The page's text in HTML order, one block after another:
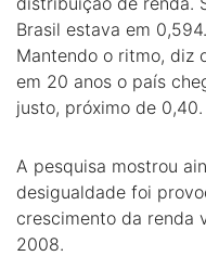
Brasil estava em
Mantendo o ritmo, diz
em 20 anos o país
justo, próximo de 0,40.
A pesquisa mostrou
desigualdade foi
crescimento da renda
2008.